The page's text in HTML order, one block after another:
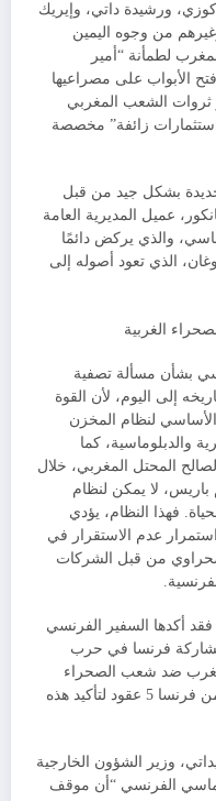
ورشيدة داتي، وإيريك
من وجوه اليمين
لطمأنة “أمير
الأبواب على مصراعيها
ثروات الشعب المغربي
زائفة” مخصصة
بشكل جيد من قبل
عميل المديرية العامة
والذي يركض دائمًا
الذي تعود أصوله إلى
الغربية
بشأن مسألة تصفية
إلى اليوم، لأن القوة
الأساسي لنظام المخزن
والدبلوماسية، كما
المحتل المغربي، خلال
لا يمكن لنظام
فهذا النظام، يؤدي
عدم الاستقرار في
من قبل الشركات
فقد أكدها السفير الفرنسي
فرنسا في حرب
المغرب ضد شعب الصحراء
الغربية. وهو الأمر الذي استغرق الأمر من فرنسا 5 عقود لتأكيد هذه
وزير الشؤون الخارجية
الفرنسي “أن موقف